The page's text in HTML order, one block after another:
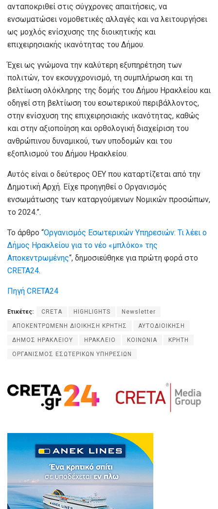
ανταποκριθεί στις σύγχρονες απαιτήσεις, να
ενσωματώσει νομοθετικές αλλαγές και να λειτουργήσει
ως μοχλός ενίσχυσης της διοικητικής και
επιχειρησιακής ικανότητας του Δήμου.
Έχει ως γνώμονα την καλύτερη εξυπηρέτηση των
πολιτών, τον εκσυγχρονισμό, τη συμπλήρωση και τη
βελτίωση ολόκληρης της δομής του Δήμου Ηρακλείου και
οδηγεί στη βελτίωση του εσωτερικού περιβάλλοντος,
στην ενίσχυση της επιχειρησιακής ικανότητας, καθώς
και στην αξιοποίηση και ορθολογική διαχείριση του
ανθρώπινου δυναμικού, των υποδομών και του
εξοπλισμού του Δήμου Ηρακλείου.
Αυτός είναι ο δεύτερος ΟΕΥ που καταρτίζεται από την
Δημοτική Αρχή. Είχε προηγηθεί ο Οργανισμός
ενσωμάτωσης των καταργούμενων Νομικών προσώπων,
το 2024.”.
Το άρθρο “Οργανισμός Εσωτερικών Υπηρεσιών: Τι λέει ο
Δήμος Ηρακλείου για το νέο «μπλόκο» της
Αποκεντρωμένης“, δημοσιεύθηκε για πρώτη φορά στο
CRETA24.
Πηγή CRETA24
Ετικέτες: CRETA HIGHLIGHTS Newsletter
ΑΠΟΚΕΝΤΡΩΜΕΝΗ ΔΙΟΙΚΗΣΗ ΚΡΗΤΗΣ ΑΥΤΟΔΙΟΙΚΗΣΗ
ΔΗΜΟΣ ΗΡΑΚΛΕΙΟΥ ΗΡΑΚΛΕΙΟ ΚΟΙΝΩΝΙΑ ΚΡΗΤΗ
ΟΡΓΑΝΙΣΜΟΣ ΕΣΩΤΕΡΙΚΩΝ ΥΠΗΡΕΣΙΩΝ